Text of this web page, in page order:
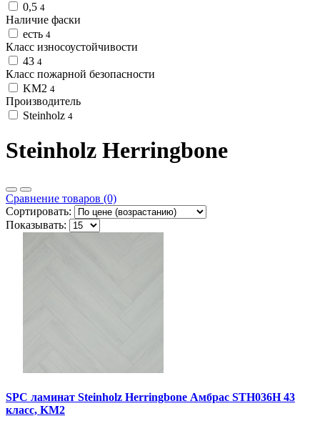
0,5 4
Наличие фаски
есть 4
Класс износоустойчивости
43 4
Класс пожарной безопасности
KM2 4
Производитель
Steinholz 4
Steinholz Herringbone
Сравнение товаров (0)
Сортировать:
Показывать:
SPC ламинат Steinholz Herringbone Амбрас STH036H 43
класс, KM2